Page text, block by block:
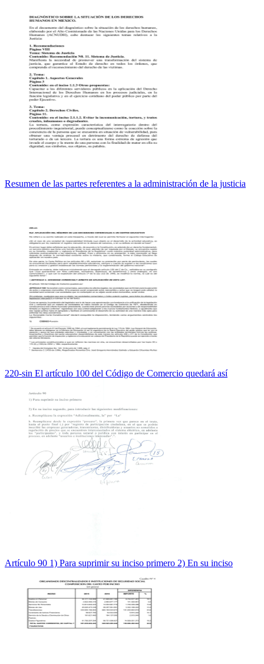
Resumen de las partes referentes a la administración de la justicia
220-sin El artículo 100 del Código de Comercio quedará así
Artículo 90 1) Para suprimir su inciso primero 2) En su inciso